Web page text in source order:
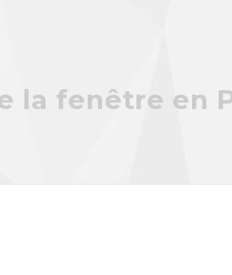
la fenêtre en